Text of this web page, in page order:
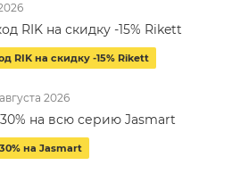
RIK на скидку -15% Rikett
RIK на скидку -15% Rikett
2026
на всю серию Jasmart
на Jasmart